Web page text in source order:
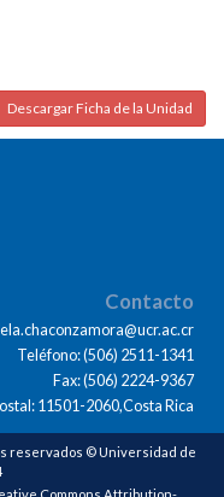
Descargar Ficha de la Unidad
Contacto
Teléfono: (506) 2511-1341
Fax: (506) 2224-9367
11501-2060,Costa Rica
reservados © Universidad de